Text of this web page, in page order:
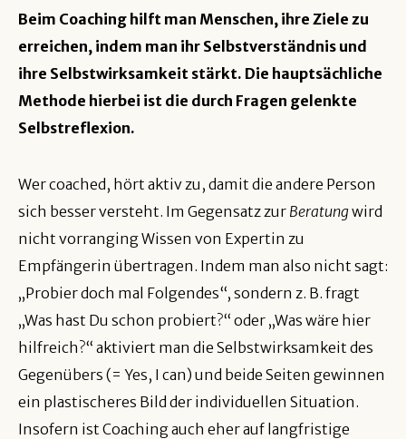
Beim Coaching hilft man Menschen, ihre Ziele zu
erreichen, indem man ihr Selbstverständnis und
ihre Selbstwirksamkeit stärkt. Die hauptsächliche
Methode hierbei ist die durch Fragen gelenkte
Selbstreflexion.
Wer coached, hört aktiv zu, damit die andere Person
sich besser versteht. Im Gegensatz zur Beratungwird
nicht vorranging Wissen von Expertin zu
Empfängerin übertragen. Indem man also nicht sagt:
„Probier doch mal Folgendes“, sondern z. B. fragt
„Was hast Du schon probiert?“ oder „Was wäre hier
hilfreich?“ aktiviert man die Selbstwirksamkeit des
Gegenübers (= Yes, I can) und beide Seiten gewinnen
ein plastischeres Bild der individuellen Situation.
Insofern ist Coaching auch eher auf langfristige